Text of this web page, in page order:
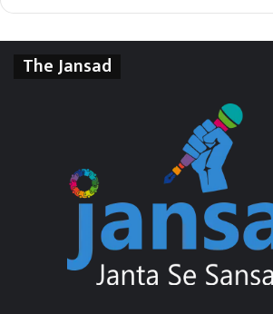
The Jansad